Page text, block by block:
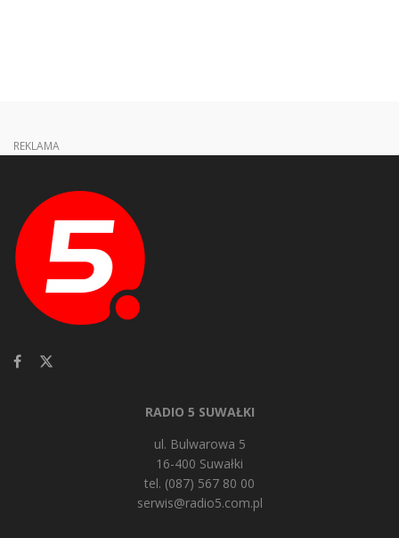
REKLAMA
RADIO 5 SUWAŁKI
ul. Bulwarowa 5
16-400 Suwałki
tel. (087) 567 80 00
serwis@radio5.com.pl